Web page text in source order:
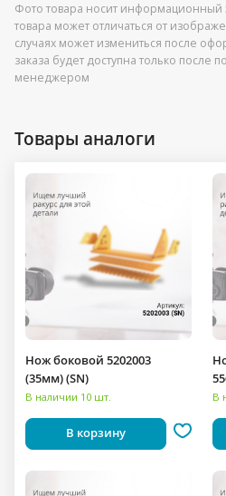
Фото товара носит
товара может отличаться от
случаях может измениться после
заказа будет доступна только после
менеджером
Товары аналоги
Нож боковой 5202003
(35мм) (SN)
В наличии 10 шт.
В корзину
В